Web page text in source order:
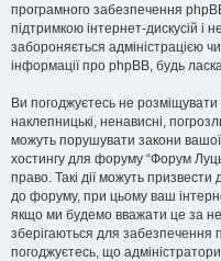
програмного забезпечення
підтримкою інтернет-дискусій і
забороняється адміністрацією
інформації про phpBB, будь
Ви погоджуєтесь не розміщувати
наклепницькі, ненависні,
можуть порушувати закони вашої
хостингу для форуму “Форум
право. Такі дії можуть призвести
до форуму, при цьому ваш
якщо ми будемо вважати це за
зберігаються для забезпечення
погоджуєтесь, що